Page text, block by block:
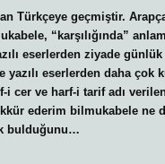
Türkçeye geçmiştir.
“karşılığında”
eserlerden ziyade
eserlerden daha çok
ve harf-i tarif adı
ederim bilmukabele ne
bulduğunu…